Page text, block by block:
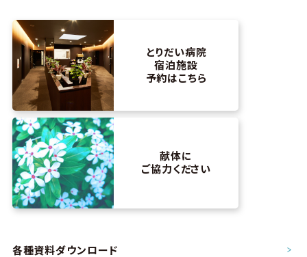
とりだい病院
宿泊施設
予約はこちら
献体に
ご協力ください
各種資料ダウンロード